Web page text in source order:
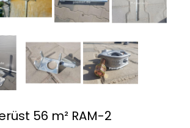
56 m² RAM-2